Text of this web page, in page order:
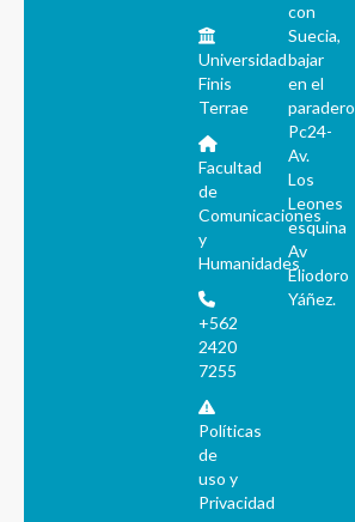
Universidad
Finis
Terrae
Facultad
de
Comunicaciones
y
Humanidades
+562
2420
7255
Políticas
de
uso y
Privacidad
con
Suecia,
bajar
en el
paradero
Pc24-
Av.
Los
Leones
esquina
Av
Eliodoro
Yáñez.